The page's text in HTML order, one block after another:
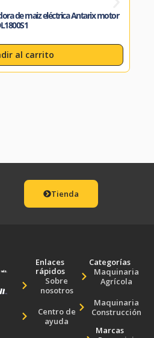
de maiz eléctrica Antarix motor
al carrito
Tienda
Enlaces
rápidos
Sobre
nosotros
Centro de
ayuda
Categorías
Maquinaria
Agrícola
Maquinaria
Construcción
Marcas